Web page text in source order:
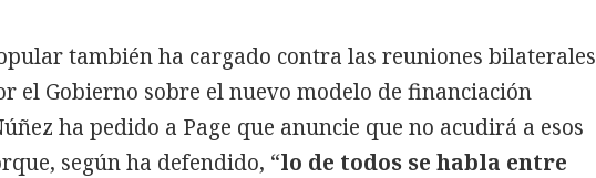
también ha cargado contra las reuniones bilaterales
el Gobierno sobre el nuevo modelo de financiación
ha pedido a Page que anuncie que no acudirá a esos
según ha defendido, “lo de todos se habla entre